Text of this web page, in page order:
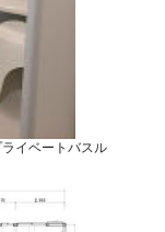
イベートバスル